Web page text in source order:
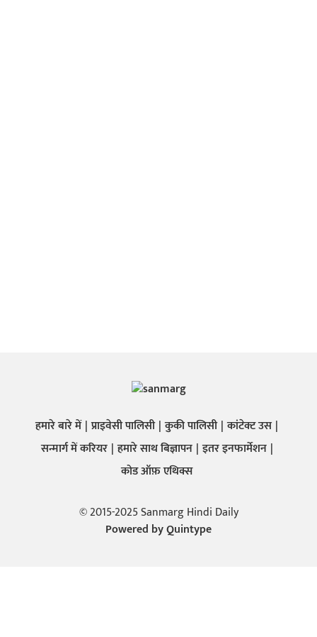
हमारे बारे में प्राइवेसी पालिसी कुकी पालिसी कांटेक्ट उस
सन्मार्ग में करियर हमारे साथ बिज्ञापन इतर इनफार्मेशन
कोड ऑफ़ एथिक्स
© 2015-2025 Sanmarg Hindi Daily
Powered byQuintype